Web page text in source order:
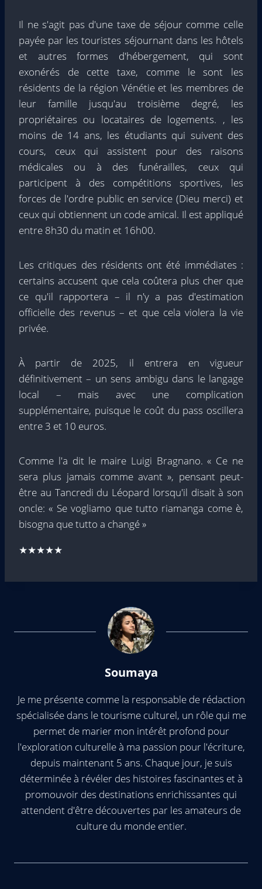
Il ne s'agit pas d'une taxe de séjour comme celle
payée par les touristes séjournant dans les hôtels
et autres formes d'hébergement, qui sont
exonérés de cette taxe, comme le sont les
résidents de la région Vénétie et les membres de
leur famille jusqu'au troisième degré, les
propriétaires ou locataires de logements. , les
moins de 14 ans, les étudiants qui suivent des
cours, ceux qui assistent pour des raisons
médicales ou à des funérailles, ceux qui
participent à des compétitions sportives, les
forces de l'ordre public en service (Dieu merci) et
ceux qui obtiennent un code amical. Il est appliqué
entre 8h30 du matin et 16h00.
Les critiques des résidents ont été immédiates :
certains accusent que cela coûtera plus cher que
ce qu'il rapportera – il n'y a pas d'estimation
officielle des revenus – et que cela violera la vie
privée.
À partir de 2025, il entrera en vigueur
définitivement – ​​un sens ambigu dans le langage
local – mais avec une complication
supplémentaire, puisque le coût du pass oscillera
entre 3 et 10 euros.
Comme l'a dit le maire Luigi Bragnano. « Ce ne
sera plus jamais comme avant », pensant peut-
être au Tancredi du Léopard lorsqu'il disait à son
oncle: « Se vogliamo que tutto riamanga come è,
bisogna que tutto a changé »
★★★★★
Soumaya
Je me présente comme la responsable de rédaction
spécialisée dans le tourisme culturel, un rôle qui me
permet de marier mon intérêt profond pour
l'exploration culturelle à ma passion pour l'écriture,
depuis maintenant 5 ans. Chaque jour, je suis
déterminée à révéler des histoires fascinantes et à
promouvoir des destinations enrichissantes qui
attendent d'être découvertes par les amateurs de
culture du monde entier.